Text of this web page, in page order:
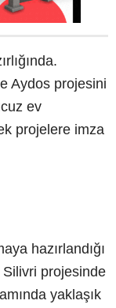
Aydos projesini
ev
projelere imza
hazırlandığı
projesinde
yaklaşık